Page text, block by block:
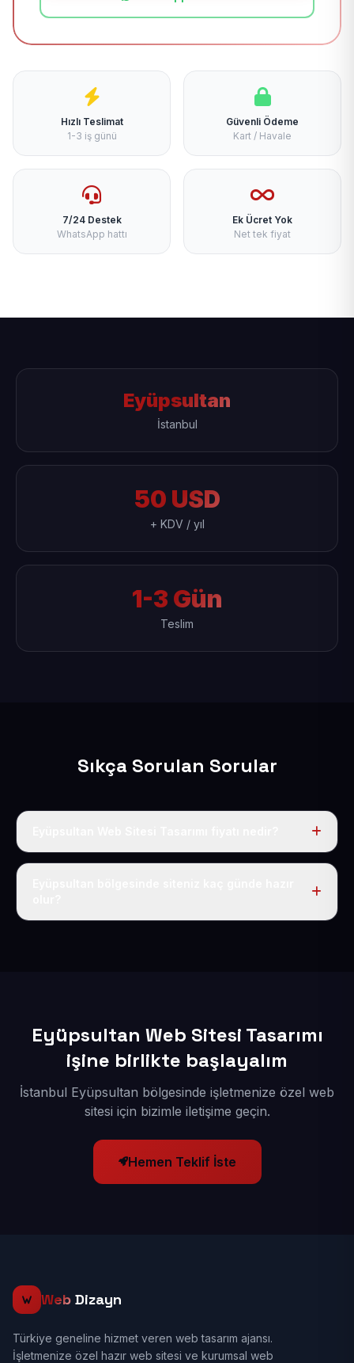
Hızlı Teslimat
1-3 iş günü
Güvenli Ödeme
Kart / Havale
7/24 Destek
WhatsApp hattı
Ek Ücret Yok
Net tek fiyat
Eyüpsultan
İstanbul
50 USD
+ KDV / yıl
1-3 Gün
Teslim
Sıkça Sorulan Sorular
Tek fiyat uygulanır: yıllık 50 USD + KDV. Bu bedele alan
Eyüpsultan Web Sitesi Tasarımı
işine birlikte başlayalım
İstanbul Eyüpsultan bölgesinde işletmenize özel web
sitesi için bizimle iletişime geçin.
Hemen Teklif İste
Web Dizayn
Türkiye geneline hizmet veren web tasarım ajansı.
İşletmenize özel hazır web sitesi ve kurumsal web